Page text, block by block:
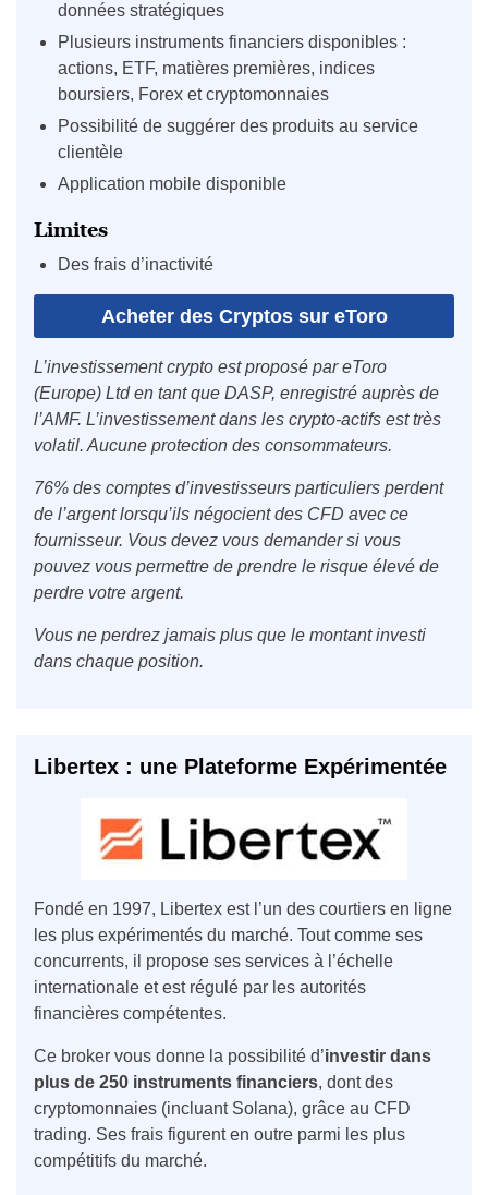
données stratégiques
Plusieurs instruments financiers disponibles :
actions, ETF, matières premières, indices
boursiers, Forex et cryptomonnaies
Possibilité de suggérer des produits au service
clientèle
Application mobile disponible
Limites
Des frais d’inactivité
Acheter des Cryptos sur eToro
L’investissement crypto est proposé par eToro
(Europe) Ltd en tant que DASP, enregistré auprès de
l’AMF. L’investissement dans les crypto-actifs est très
volatil. Aucune protection des consommateurs.
76% des comptes d’investisseurs particuliers perdent
de l’argent lorsqu’ils négocient des CFD avec ce
fournisseur. Vous devez vous demander si vous
pouvez vous permettre de prendre le risque élevé de
perdre votre argent.
Vous ne perdrez jamais plus que le montant investi
dans chaque position.
Libertex : une Plateforme Expérimentée
Fondé en 1997, Libertex est l’un des courtiers en ligne
les plus expérimentés du marché. Tout comme ses
concurrents, il propose ses services à l’échelle
internationale et est régulé par les autorités
financières compétentes.
Ce broker vous donne la possibilité d’investir dans
plus de 250 instruments financiers, dont des
cryptomonnaies (incluant Solana), grâce au CFD
trading. Ses frais figurent en outre parmi les plus
compétitifs du marché.